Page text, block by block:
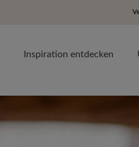
Inspiration entdecken